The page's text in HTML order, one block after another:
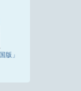
版」